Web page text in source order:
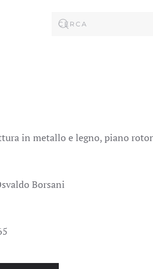
in metallo e legno, piano
Borsani